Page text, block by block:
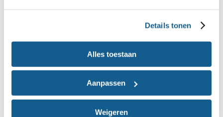
Details tonen
Alles toestaan
Aanpassen
Weigeren
Linzensoep met pittige groente
Hartige groentesoep met een subtiele kick
hoofdgerecht
meer dan 30 minuten
560 kcal